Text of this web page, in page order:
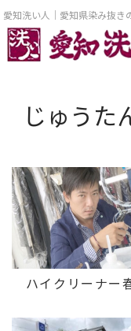
愛知洗い人｜愛知県染み抜き
じゅうた
ハイクリーナー